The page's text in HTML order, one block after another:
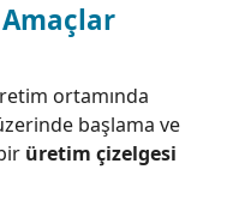
ortamında
başlama ve
üretim çizelgesi